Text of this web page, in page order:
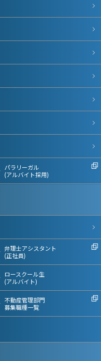
パラリーガル
(アルバイト採用)
弁理士アシスタント
(正社員)
ロースクール生
(アルバイト)
不動産管理部門
募集職種一覧